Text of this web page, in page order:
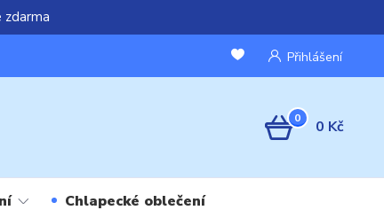
zdarma
Přihlášení
0 0 Kč
Chlapecké oblečení